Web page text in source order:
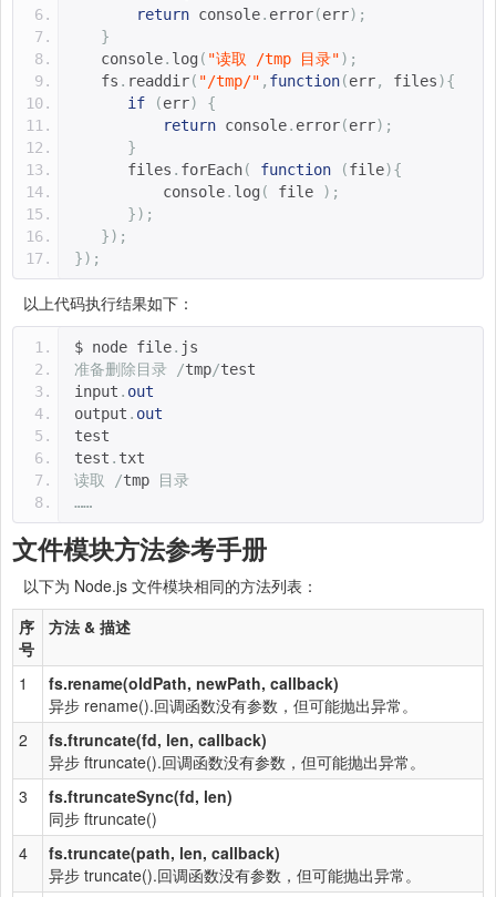
return console. error(err);
}
   console
. log ( "读取 /tmp 目录");
   fs
. readdir( "/tmp/" , function(err, files){
if
(err)
{
return console. error(err);
}
      files
. forEach( function (file){
          console
. log ( file
);
});
});
});
以上代码执行结果如下：
$ node file. js
准备删除目录
/tmp/test
input . out
output . out
test
test . txt
读取
/tmp
目录
……
文件模块方法参考手册
以下为 Node.js 文件模块相同的方法列表：
序
号
方法 & 描述
1
fs.rename(oldPath, newPath, callback)
异步 rename().回调函数没有参数，但可能抛出异常。
2
fs.ftruncate(fd, len, callback)
异步 ftruncate().回调函数没有参数，但可能抛出异常。
3
fs.ftruncateSync(fd, len)
同步 ftruncate()
4
fs.truncate(path, len, callback)
异步 truncate().回调函数没有参数，但可能抛出异常。